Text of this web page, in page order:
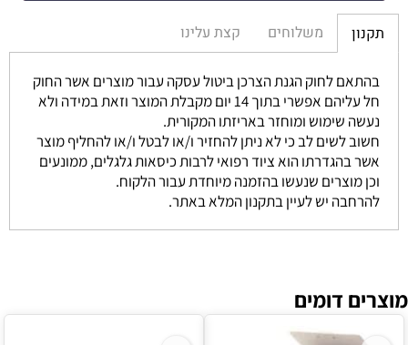
תקנון משלוחים קצת עלינו
בהתאם לחוק הגנת הצרכן ביטול עסקה עבור מוצרים אשר החוק
חל עליהם אפשרי בתוך 14 יום מקבלת המוצר וזאת במידה ולא
נעשה שימוש ומוחזר באריזתו המקורית.
חשוב לשים לב כי לא ניתן להחזיר ו/או לבטל ו/או להחליף מוצר
אשר בהגדרתו הוא ציוד רפואי לרבות כיסאות גלגלים, ממונעים
וכן מוצרים שנעשו בהזמנה מיוחדת עבור הלקוח.
להרחבה יש לעיין בתקנון המלא באתר.
מוצרים דומים